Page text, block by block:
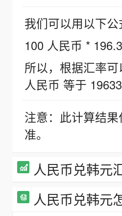
我们可以用以下公
100 人民币 *
所以，根据汇率
人民币 等于
注意：此计算结
准。
人民币兑韩元
人民币兑韩元